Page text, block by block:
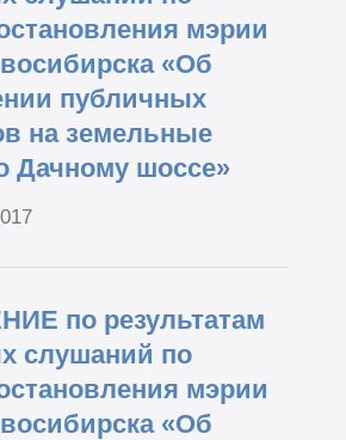
мэрии
«Об
публичных
на земельные
Дачному шоссе»
по результатам
слушаний по
мэрии
«Об